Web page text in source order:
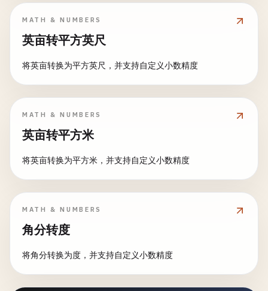
MATH & NUMBERS
英亩转平方英尺
将英亩转换为平方英尺，并支持自定义小数精度
MATH & NUMBERS
英亩转平方米
将英亩转换为平方米，并支持自定义小数精度
MATH & NUMBERS
角分转度
将角分转换为度，并支持自定义小数精度